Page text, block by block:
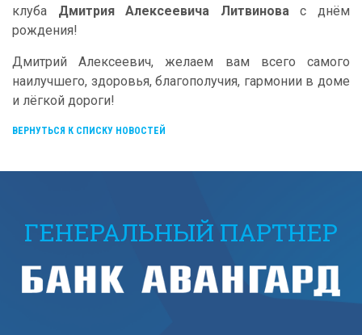
клуба Дмитрия Алексеевича Литвиновас днём
рождения!
Дмитрий Алексеевич, желаем вам всего самого
наилучшего, здоровья, благополучия, гармонии в доме
и лёгкой дороги!
ВЕРНУТЬСЯ К СПИСКУ НОВОСТЕЙ
ГЕНЕРАЛЬНЫЙ ПАРТНЕР